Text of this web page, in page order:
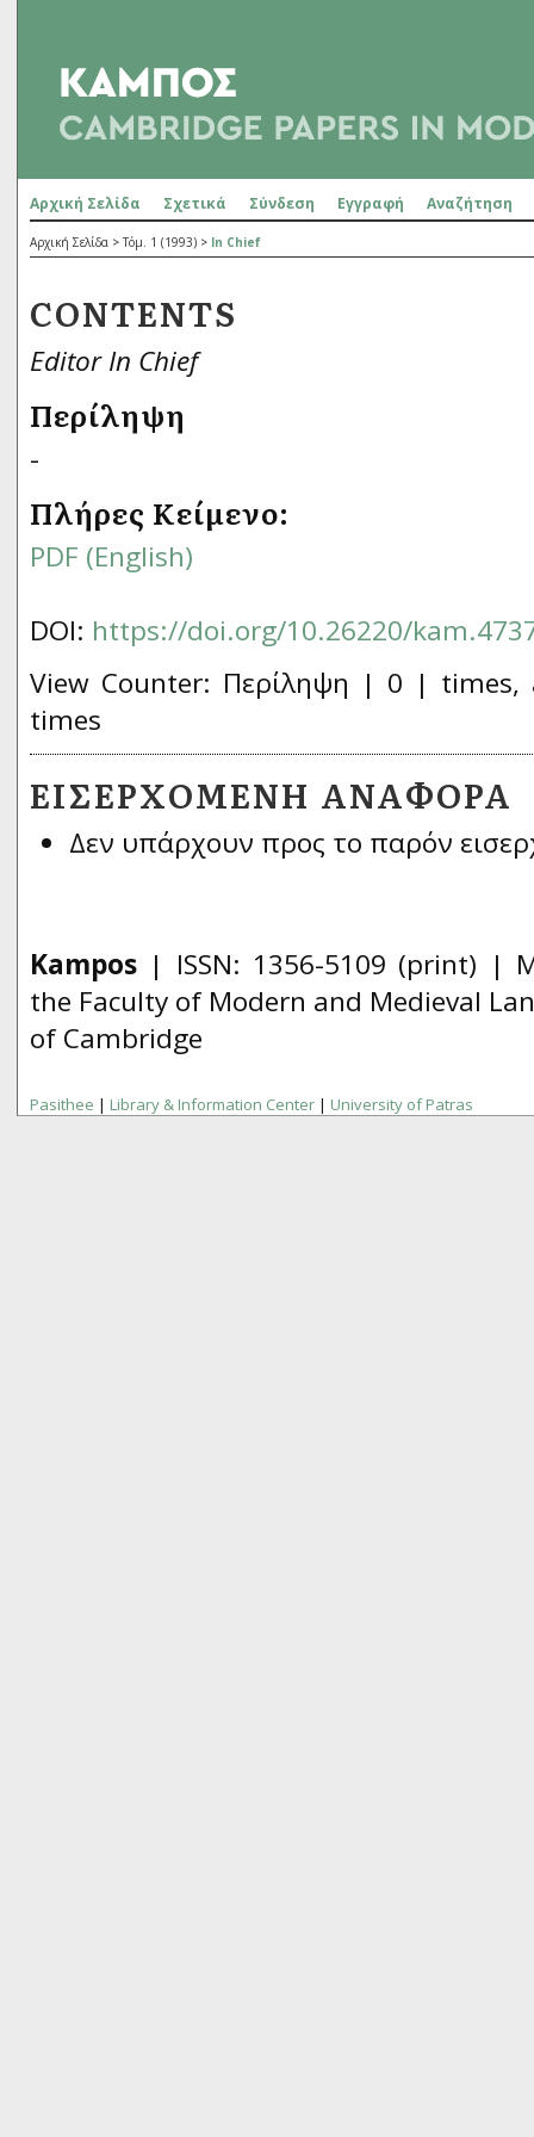
Αρχική Σελίδα Σχετικά Σύνδεση Εγγραφή Αναζήτηση
Αρχική Σελίδα >Τόμ. 1 (1993) > In Chief
CONTENTS
Editor In Chief
Περίληψη
-
Πλήρες Κείμενο:
PDF (English)
DOI: https://doi.org/10.26220/
View Counter: Περίληψη | 0 |
times
ΕΙΣΕΡΧΌΜΕΝΗ ΑΝΑΦΟΡΆ
Δεν υπάρχουν προς το παρόν
Kampos | ISSN: 1356­-5109 (print) |
the Faculty of Modern and Medieval
of Cambridge
Pasithee | Library & Information Center | University of Patras